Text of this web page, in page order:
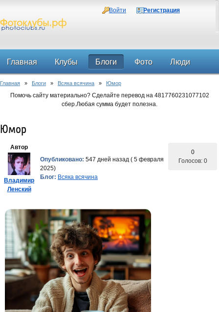
Войти Регистрация
Главная Клубы Блоги Фото Люди
Форум
Главная » Блоги » Всяка всячина » Юмор
Помочь сайту материально? Сделайте перевод на 4817760231077102
сбер.Любая сумма будет полезна.
Юмор
Автор
Владимир
Ленский
Опубликовано: 547 дней назад ( 5 февраля
2025)
Блог: Всяка всячина
0
Голосов: 0